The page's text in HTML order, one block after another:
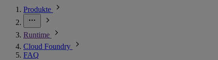
Produkte
Runtime
Cloud Foundry
FAQ